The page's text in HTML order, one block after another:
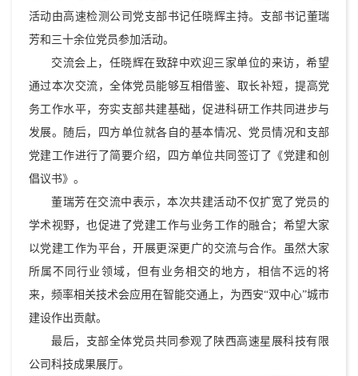
活动由高速检测公司党支部书记任晓辉主持。支部书记董瑞
芳和三十余位党员参加活动。
交流会上，任晓辉在致辞中欢迎三家单位的来访，希望
通过本次交流，全体党员能够互相借鉴、取长补短，提高党
务工作水平，夯实支部共建基础，促进科研工作共同进步与
发展。随后，四方单位就各自的基本情况、党员情况和支部
党建工作进行了简要介绍，四方单位共同签订了《党建和创
倡议书》。
董瑞芳在交流中表示，本次共建活动不仅扩宽了党员的
学术视野，也促进了党建工作与业务工作的融合；希望大家
以党建工作为平台，开展更深更广的交流与合作。虽然大家
所属不同行业领域，但有业务相交的地方，相信不远的将
来，频率相关技术会应用在智能交通上，为西安“双中心”城市
建设作出贡献。
最后，支部全体党员共同参观了陕西高速星展科技有限
公司科技成果展厅。